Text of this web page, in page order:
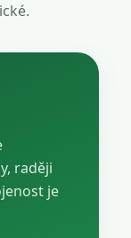
raději
je